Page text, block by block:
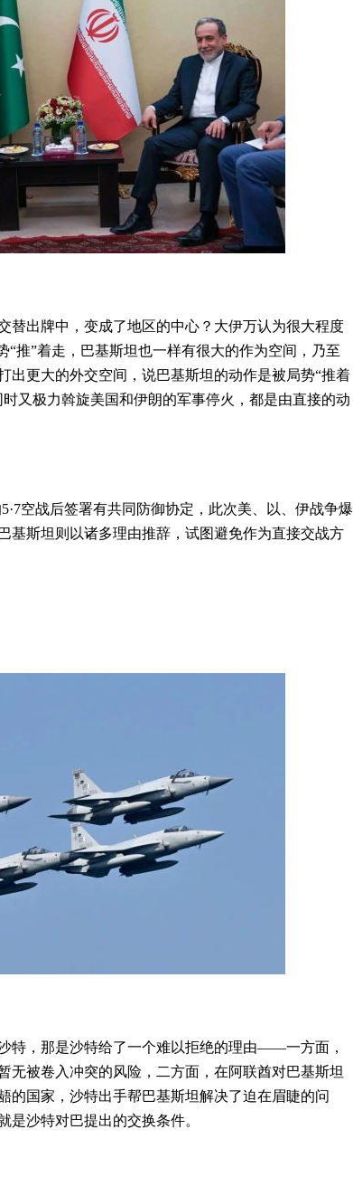
替出牌中，变成了地区的中心？大伊万认为很大程度
“推”着走，巴基斯坦也一样有很大的作为空间，乃至
出更大的外交空间，说巴基斯坦的动作是被局势“推着
又极力斡旋美国和伊朗的军事停火，都是由直接的动
空战后签署有共同防御协定，此次美、以、伊战争爆
基斯坦则以诸多理由推辞，试图避免作为直接交战方
特，那是沙特给了一个难以拒绝的理由——一方面，
无被卷入冲突的风险，二方面，在阿联酋对巴基斯坦
的国家，沙特出手帮巴基斯坦解决了迫在眉睫的问
是沙特对巴提出的交换条件。